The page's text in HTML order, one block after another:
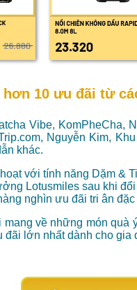
hơn 10 ưu đãi từ
Vibe, KomPheCha,
Nguyễn Kim,
khác.
với tính năng Dặm &
Lotusmiles sau khi
nghìn ưu đãi tri ân
về những món quà
lớn nhất dành cho gia